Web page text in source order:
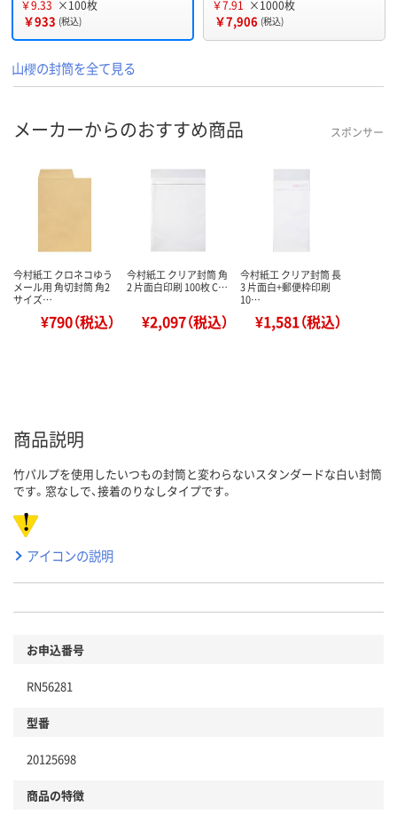
￥9.33 ×100枚
￥933 (税込)
￥7.91 ×1000枚
￥7,906 (税込)
山櫻の封筒を全て見る
メーカーからのおすすめ商品 スポンサー
今村紙工 クロネコゆう
メール用 角切封筒 角2
サイズ…
¥790（税込）
今村紙工 クリア封筒 角
2 片面白印刷 100枚 C…
¥2,097（税込）
今村紙工 クリア封筒 長
3 片面白+郵便枠印刷
10…
¥1,581（税込）
商品説明
竹パルプを使用したいつもの封筒と変わらないスタンダードな白い封筒
です。窓なしで、接着のりなしタイプです。
アイコンの説明
お申込番号
RN56281
型番
20125698
商品の特徴